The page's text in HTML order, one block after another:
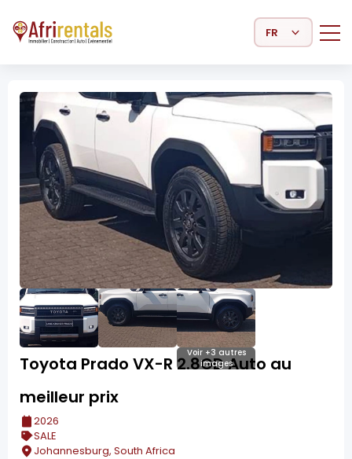
Select Language
Voir +3 autres
images
Toyota Prado VX-R 2.8GD Auto au
meilleur prix
2026
SALE
Johannesburg, South Africa